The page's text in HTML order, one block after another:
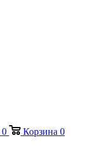
0 Корзина 0